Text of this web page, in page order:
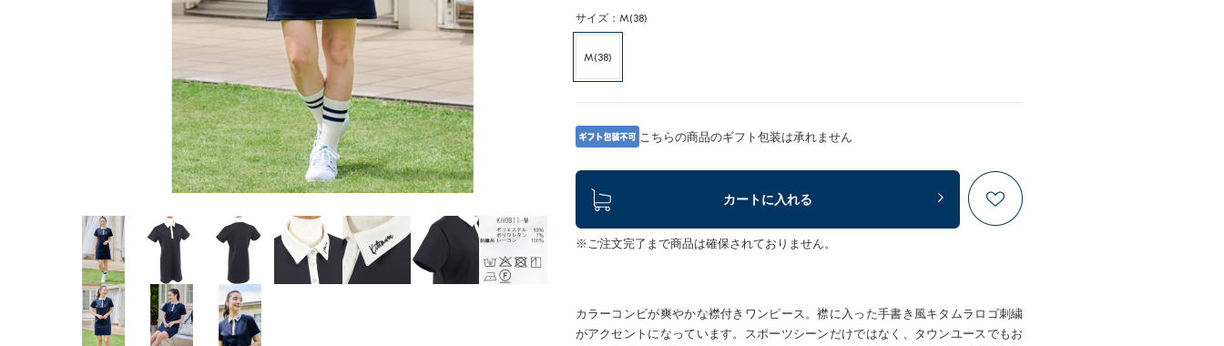
サイズ：M(38)
M(38)
こちらの商品のギフト包装は承れません
カートに入れる
※ご注文完了まで商品は確保されておりません。
カラーコンビが爽やかな襟付きワンピース。襟に入った手書き風キタムラロゴ刺繍
がアクセントになっています。スポーツシーンだけではなく、タウンユースでもお